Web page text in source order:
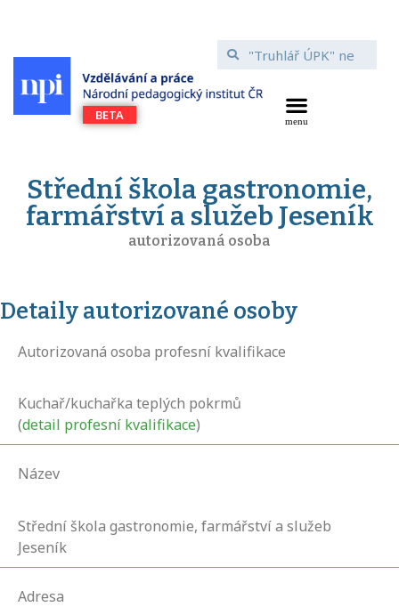
Střední škola gastronomie,
farmářství a služeb Jeseník
autorizovaná osoba
Detaily autorizované osoby
Autorizovaná osoba profesní kvalifikace
Kuchař/kuchařka teplých pokrmů
(detail profesní kvalifikace)
Název
Střední škola gastronomie, farmářství a služeb
Jeseník
Adresa